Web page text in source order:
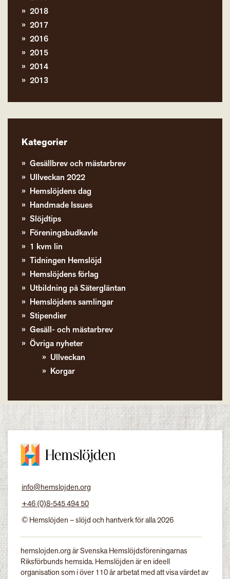
2018
2017
2016
2015
2014
2013
Kategorier
Gesällbrev och mästarbrev
Ullveckan 2022
Hemslöjdens dag
Handmade Issues
Slöjdtips
Föreningsbudkavle
1 kvm lin
Tidningen Hemslöjd
Hemslöjdens förlag
Utbildning på Sätergläntan
Hemslöjdens samlingar
Stipendier
Gesäll- och mästarbrev
Övriga nyheter
Ullveckan
Korgar
info@hemslojden.org
+46 (0)8-545 494 50
© Hemslöjden – slöjd och hantverk för alla 2026
hemslojden.org är Svenska Hemslöjdsföreningarnas
Riksförbunds hemsida. Hemslöjden är en ideell
organisation som i över 110 år arbetat med att visa värdet av